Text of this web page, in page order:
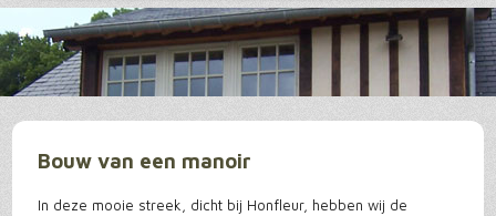
Bouw van een manoir
In deze mooie streek, dicht bij Honfleur, hebben wij de